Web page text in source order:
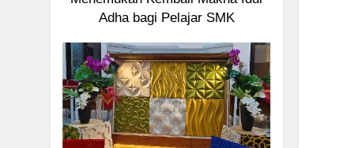
Adha bagi Pelajar SMK